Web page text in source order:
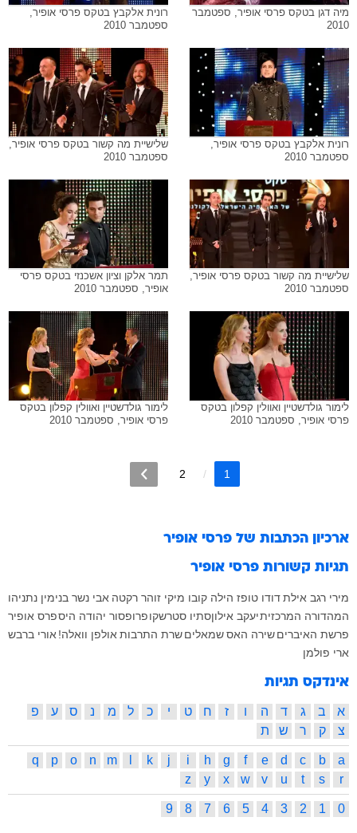
מיה דגן בטקס פרסי אופיר, ספטמבר
2010
רונית אלקבץ בטקס פרסי אופיר,
ספטמבר 2010
רונית אלקבץ בטקס פרסי אופיר,
ספטמבר 2010
שלישיית מה קשור בטקס פרסי אופיר,
ספטמבר 2010
שלישיית מה קשור בטקס פרסי אופיר,
ספטמבר 2010
תמר אלקן וציון אשכנזי בטקס פרסי
אופיר, ספטמבר 2010
לימור גולדשטיין ואוולין קפלון בטקס
פרסי אופיר, ספטמבר 2010
לימור גולדשטיין ואוולין קפלון בטקס
פרסי אופיר, ספטמבר 2010
1
2
ארכיון הכתבות של פרסי אופיר
תגיות קשורות פרסי אופיר
מירי רגב אילת דודו טופז הילה קובו מיקי זוהר רקטה אבי נשר בנימין נתניהו
המהדורה המרכזיתיעקב אילוןסתיו סטרשקופרופסור יהודה היספרס אופיר
פרשת האיברים שירה האסשמאליםשרת התרבות אולפן וואלה! אורי ברבש
ארי פולמן
אינדקס תגיות
א ב ג ד ה ו ז ח ט י כ ל מ נ ס ע
פ
צ
ק ר ש ת
a
b
c
d
e
f
g
h
i
j
k
m
n
o
p
q
r
s
t
u
v
w
x
y
z
0
1
2
3
4
5
6
7
8
9